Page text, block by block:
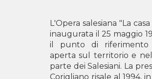
L'Opera salesiana "La
inaugurata il 25 maggio
il punto di riferimento
aperta sul territorio e
parte dei Salesiani. La
Corigliano risale al 1994,